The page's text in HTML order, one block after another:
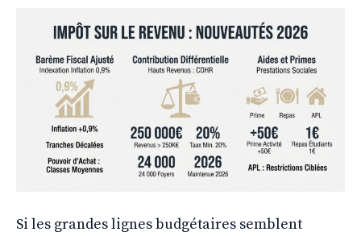
Si les grandes lignes budgétaires semblent